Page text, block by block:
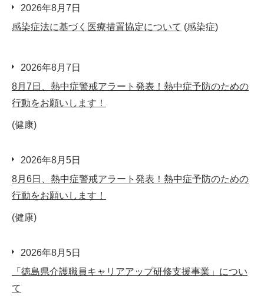
2026年8月7日
感染症法に基づく医療措置協定について (感染症)
2026年8月7日
8月7日、熱中症警戒アラート発表！熱中症予防のための
行動をお願いします！
(健康)
2026年8月5日
8月6日、熱中症警戒アラート発表！熱中症予防のための
行動をお願いします！
(健康)
2026年8月5日
「徳島県介護職員キャリアアップ研修支援事業」につい
て